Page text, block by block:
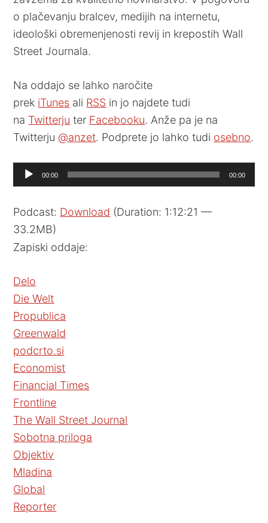
o plačevanju bralcev, medijih na internetu,
ideološki obremenjenosti revij in krepostih Wall
Street Journala.
Na oddajo se lahko naročite
prek iTunes ali RSS in jo najdete tudi
na Twitterju ter Facebooku. Anže pa je na
Twitterju@anzet. Podprete jo lahko tudi osebno.
Audio
Player
00:00 00:00
Podcast: Download (Duration: 1:12:21 —
33.2MB)
Zapiski oddaje:
Delo
Die Welt
Propublica
Greenwald
podcrto.si
Economist
Financial Times
Frontline
The Wall Street Journal
Sobotna priloga
Objektiv
Mladina
Global
Reporter